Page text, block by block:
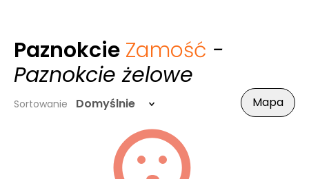
Paznokcie Zamość -
Paznokcie żelowe
Sortowanie Domyślnie Mapa